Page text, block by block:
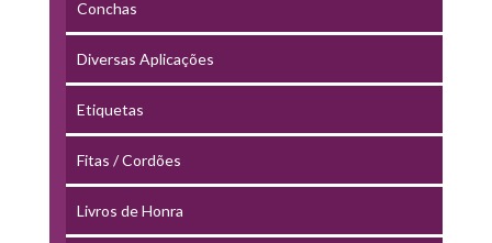
Conchas
Diversas Aplicações
Etiquetas
Fitas / Cordões
Livros de Honra